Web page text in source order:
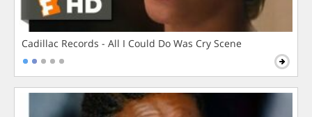
Cadillac Records - All I Could Do Was Cry Scene